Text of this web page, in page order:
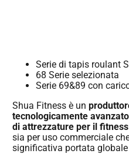
Serie di tapis roulant
68 Serie selezionata
Serie 69&89 con
Shua Fitness è un
tecnologicamente avanzato
di attrezzature per il
sia per uso commerciale
significativa portata